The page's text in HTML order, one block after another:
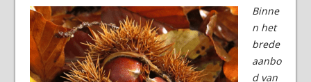
Binne
n het
brede
aanbo
d van